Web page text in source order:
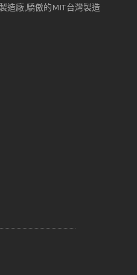
造廠,驕傲的MIT台灣製造